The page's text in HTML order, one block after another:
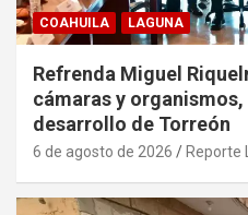
COAHUILA LAGUNA
Refrenda Miguel
cámaras y organismos,
desarrollo de Torreón
6 de agosto de 2026 Reporte